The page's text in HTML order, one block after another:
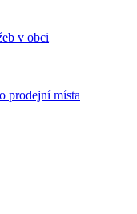
v obci
prodejní místa